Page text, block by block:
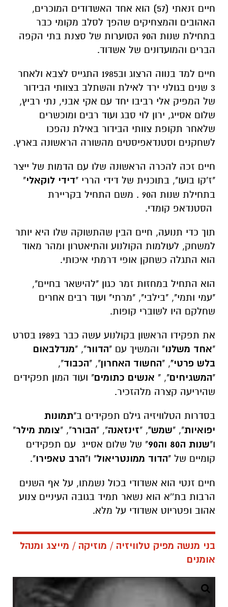
חיים זנאתי (57) הוא אחד האשדודים המוכרים,
האהובים והמצחיקים שהפך לסלב מקומי כבר
בתחילת שנות ה90 הסוערות של סצנת בתי הקפה
הברים והמועדונים של אשדוד.
חיים למד בנווה הרצוג וב1985 התגייס לצבא ולאחר
3 שנים בגולני ירד לאילת והשתלב בצוותי הבידור
של המפיק אלי רביבו יחד עם אקי אבני, נתי רביץ,
שלום אסייג, ירון לוי סבג ועוד רבים ומוכשרים
שלאחר תקופת צוותי הבידור באילת נהפכו
לשחקנים וסטנדאפיסטים מהשורה הראשונה בארץ.
חיים זכה להכרה הראשונה שלו עם הדמות של ייצר
"ז'קו בועו", בתוכנית של דידי הררי "דידי לוקאלי"
בתחילת שנות ה90 . משם התחיל בקריירת
הסטנדאפ קומדי.
תוך כדי תנועה, חיים הבין שהתשוקה שלו היא יותר
למשחק, לעולמות הקולנוע והתיאטרון ומהר מאוד
הוא התגלה כשחקן אופי דרמתי איכותי.
הוא התחיל במחזות זמר כגון "להישאר בחיים",
"עמי ותמי", "בילבי", "מרתי" ועוד רבים אחרים
שחלקם היו לשוברי קופות.
את תפקידו הראשון בקולנוע עשה כבר ב1989 בסרט
"אחד משלנו" והמשיך עם "הדוור", "מנדלבאום
בלש פרטי", "החשוד האחרון", "הכבוד",
"המשגיחים", " אנשים כתומים" ועוד המון תפקידים
שהיריעה קצרה מלהזכיר.
בסדרות הטלוויזיה גילם תפקידים ב"תמונות
יפואיות", "שמש", "זינזאנה", "הבורר", "צומת מילר"
ו"שנות ה80 וה90
" של שלום אסייג עם תפקידים
קומיים של "הדוד ממונטריאול" ו"הרב טאפירו".
חיים זנטי הוא אשדודי בכול נשמתו, על אף השנים
הרבות בת''א הוא נשאר תמיד בגובה העיניים צנוע
אהוב ופטריוט אשדודי על מלא.
בני מנשה מפיק טלוויזיה / מוזיקה / מייצג ומנהל
אומנים